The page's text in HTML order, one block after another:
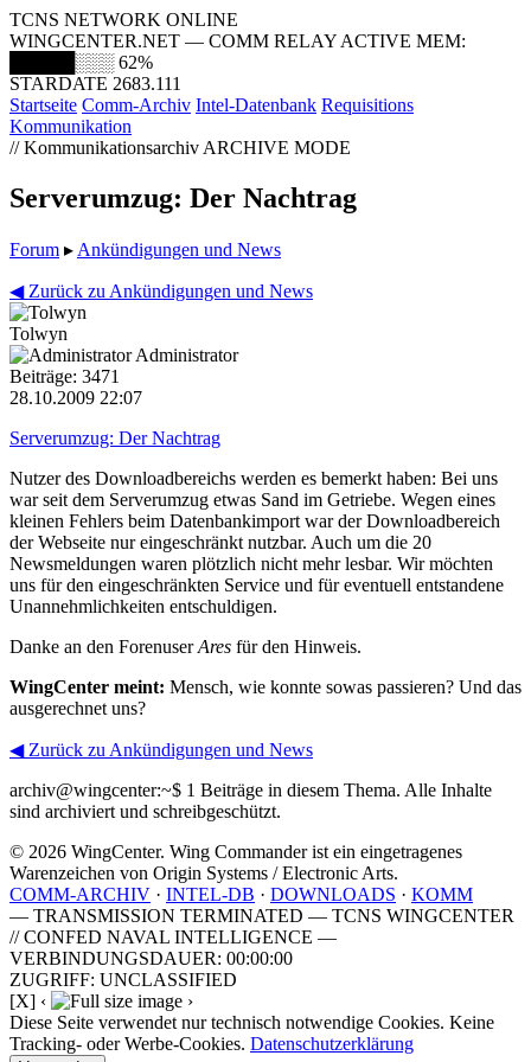
TCNS NETWORK ONLINE
WINGCENTER.NET — COMM RELAY ACTIVE MEM:
█████░░░ 62%
STARDATE 2683.111
Startseite Comm-Archiv Intel-Datenbank Requisitions
Kommunikation
// Kommunikationsarchiv ARCHIVE MODE
Serverumzug: Der Nachtrag
Forum ▸ Ankündigungen und News
◀ Zurück zu Ankündigungen und News
Tolwyn
Administrator
Beiträge: 3471
28.10.2009 22:07
Serverumzug: Der Nachtrag
Nutzer des Downloadbereichs werden es bemerkt haben: Bei uns
war seit dem Serverumzug etwas Sand im Getriebe. Wegen eines
kleinen Fehlers beim Datenbankimport war der Downloadbereich
der Webseite nur eingeschränkt nutzbar. Auch um die 20
Newsmeldungen waren plötzlich nicht mehr lesbar. Wir möchten
uns für den eingeschränkten Service und für eventuell entstandene
Unannehmlichkeiten entschuldigen.
Danke an den ForenuserAres für den Hinweis.
WingCenter meint: Mensch, wie konnte sowas passieren? Und das
ausgerechnet uns?
◀ Zurück zu Ankündigungen und News
archiv@wingcenter:~$ 1 Beiträge in diesem Thema. Alle Inhalte
sind archiviert und schreibgeschützt.
© 2026 WingCenter. Wing Commander ist ein eingetragenes
Warenzeichen von Origin Systems / Electronic Arts.
COMM-ARCHIV · INTEL-DB · DOWNLOADS · KOMM
— TRANSMISSION TERMINATED — TCNS WINGCENTER
// CONFED NAVAL INTELLIGENCE —
VERBINDUNGSDAUER: 00:00:00
ZUGRIFF: UNCLASSIFIED
[X] ‹
›
Diese Seite verwendet nur technisch notwendige Cookies. Keine
Tracking- oder Werbe-Cookies. Datenschutzerklärung